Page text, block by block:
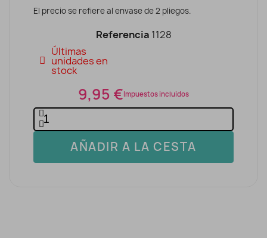
El precio se refiere al envase de 2 pliegos.
Referencia 1128
Últimas
unidades en
stock
9,95 €Impuestos incluidos
AÑADIR A LA CESTA